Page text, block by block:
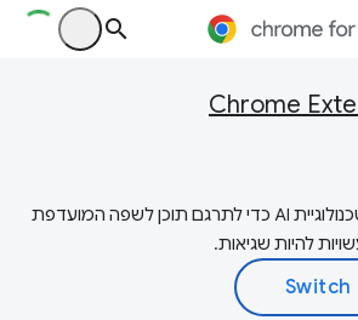
Chrome
‫Google משתמשת בטכנולוגיית AI כדי לתרגם תוכן לשפה המועדפת
להיות שגיאות.